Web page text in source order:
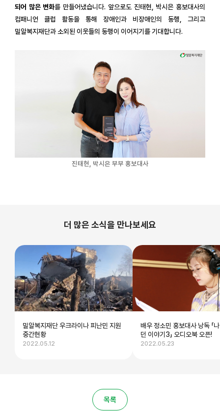
되어 많은 변화를 만들어냈습니다. 앞으로도 진태현, 박시은 홍보대사의
컴패니언 클럽 활동을 통해 장애인과 비장애인의 동행, 그리고
밀알복지재단과 소외된 이웃들의 동행이 이어지기를 기대합니다.
진태현, 박시은 부부 홍보대사
더 많은 소식을 만나보세요
밀알복지재단 우크라이나 피난민 지원
중간현황
2022.05.12
배우 정소민 홍보대사 낭독 「
던 이야기3」 오디오북 오픈!
2022.05.23
목록